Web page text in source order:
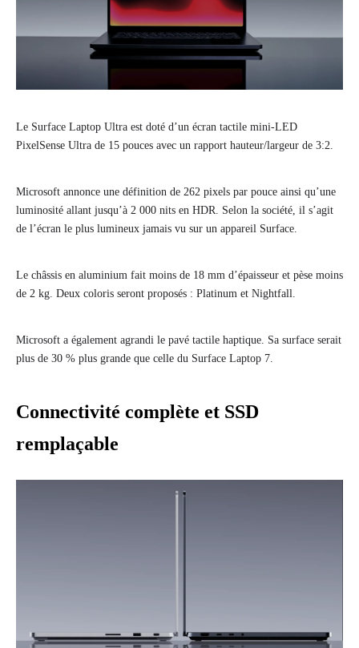
Le Surface Laptop Ultra est doté d’un écran tactile mini-LED
PixelSense Ultra de 15 pouces avec un rapport hauteur/largeur de 3:2.
Microsoft annonce une définition de 262 pixels par pouce ainsi qu’une
luminosité allant jusqu’à 2 000 nits en HDR. Selon la société, il s’agit
de l’écran le plus lumineux jamais vu sur un appareil Surface.
Le châssis en aluminium fait moins de 18 mm d’épaisseur et pèse moins
de 2 kg. Deux coloris seront proposés : Platinum et Nightfall.
Microsoft a également agrandi le pavé tactile haptique. Sa surface serait
plus de 30 % plus grande que celle du Surface Laptop 7.
Connectivité complète et SSD
remplaçable